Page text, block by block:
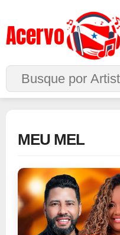
Acervo
Buscar no Site
MEU MEL